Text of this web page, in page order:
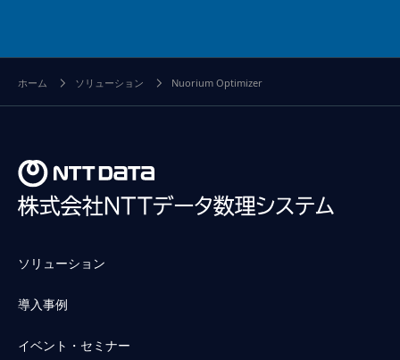
ホーム ソリューション Nuorium Optimizer
ソリューション
導入事例
イベント・セミナー